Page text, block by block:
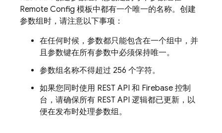
Remote Config 模板中都有一个唯一的名称。创建
参数组时，请注意以下事项：
在任何时候，参数都只能包含在一个组中，并
且参数键在所有参数中必须保持唯一。
参数组名称不得超过 256 个字符。
如果您同时使用 REST API 和 Firebase 控制
台，请确保所有 REST API 逻辑都已更新，以
便在发布时处理参数组。